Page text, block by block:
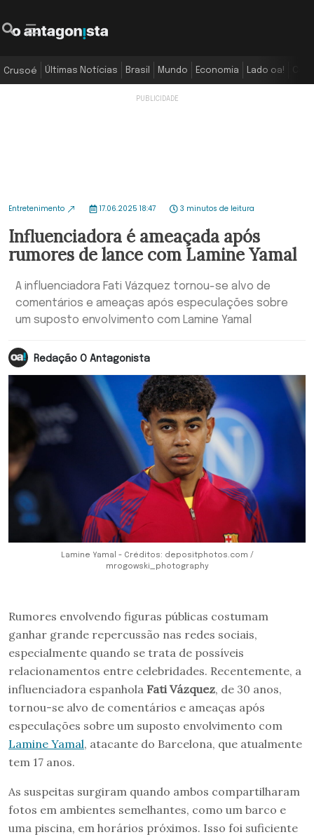
Crusoé Últimas Notícias Brasil Mundo Economia Lado oa!
Entretenimento 17.06.2025 18:47 3 minutos de leitura
Influenciadora é ameaçada após
rumores de lance com Lamine Yamal
A influenciadora Fati Vázquez tornou-se alvo de
comentários e ameaças após especulações sobre
um suposto envolvimento com Lamine Yamal
Redação O Antagonista
Lamine Yamal - Créditos: depositphotos.com /
mrogowski_photography
Rumores envolvendo figuras públicas costumam
ganhar grande repercussão nas redes sociais,
especialmente quando se trata de possíveis
relacionamentos entre celebridades. Recentemente, a
influenciadora espanhola Fati Vázquez, de 30 anos,
tornou-se alvo de comentários e ameaças após
especulações sobre um suposto envolvimento com
Lamine Yamal, atacante do Barcelona, que atualmente
tem 17 anos.
As suspeitas surgiram quando ambos compartilharam
fotos em ambientes semelhantes, como um barco e
uma piscina, em horários próximos. Isso foi suficiente